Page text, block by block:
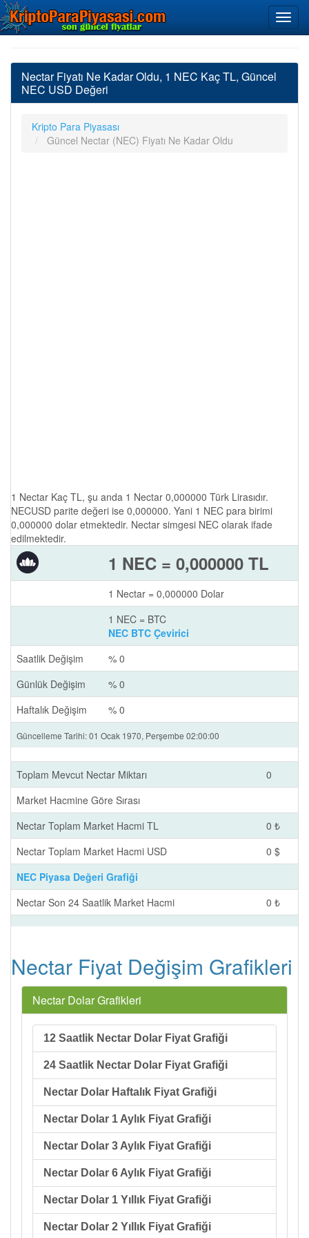
Nectar Fiyatı Ne Kadar Oldu, 1 NEC Kaç TL, Güncel
NEC USD Değeri
Kripto Para Piyasası
Güncel Nectar (NEC) Fiyatı Ne Kadar Oldu
1 Nectar Kaç TL, şu anda 1 Nectar 0,000000 Türk Lirasıdır.
NECUSD parite değeri ise 0,000000. Yani 1 NEC para birimi
0,000000 dolar etmektedir. Nectar simgesi NEC olarak ifade
edilmektedir.
1 NEC = 0,000000 TL
1 Nectar = 0,000000 Dolar
1 NEC = BTC
NEC BTC Çevirici
Saatlik Değişim
% 0
Günlük Değişim
% 0
Haftalık Değişim
% 0
Güncelleme Tarihi: 01 Ocak 1970, Perşembe 02:00:00
Toplam Mevcut Nectar Miktarı
0
Market Hacmine Göre Sırası
Nectar Toplam Market Hacmi TL
0 ₺
Nectar Toplam Market Hacmi USD
0 $
NEC Piyasa Değeri Grafiği
Nectar Son 24 Saatlik Market Hacmi
0 ₺
Nectar Fiyat Değişim Grafikleri
Nectar Dolar Grafikleri
12 Saatlik Nectar Dolar Fiyat Grafiği
24 Saatlik Nectar Dolar Fiyat Grafiği
Nectar Dolar Haftalık Fiyat Grafiği
Nectar Dolar 1 Aylık Fiyat Grafiği
Nectar Dolar 3 Aylık Fiyat Grafiği
Nectar Dolar 6 Aylık Fiyat Grafiği
Nectar Dolar 1 Yıllık Fiyat Grafiği
Nectar Dolar 2 Yıllık Fiyat Grafiği